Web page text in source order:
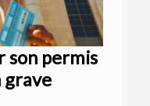
son permis
grave